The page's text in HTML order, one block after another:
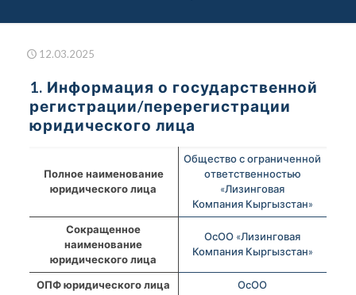
12.03.2025
1. Информация о государственной
регистрации/перерегистрации
юридического лица
Полное наименование
юридического лица
Общество с ограниченной
ответственностью
«Лизинговая
Компания Кыргызстан»
Сокращенное
наименование
юридического лица
ОсОО «Лизинговая
Компания Кыргызстан»
ОПФ юридического лица
ОсОО